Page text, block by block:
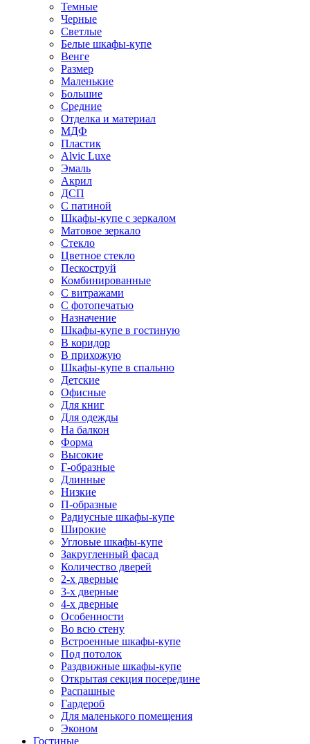
Темные
Черные
Светлые
Белые шкафы-купе
Венге
Размер
Маленькие
Большие
Средние
Отделка и материал
МДФ
Пластик
Alvic Luxe
Эмаль
Акрил
ДСП
С патиной
Шкафы-купе с зеркалом
Матовое зеркало
Стекло
Цветное стекло
Пескоструй
Комбинированные
С витражами
С фотопечатью
Назначение
Шкафы-купе в гостиную
В коридор
В прихожую
Шкафы-купе в спальню
Детские
Офисные
Для книг
Для одежды
На балкон
Форма
Высокие
Г-образные
Длинные
Низкие
П-образные
Радиусные шкафы-купе
Широкие
Угловые шкафы-купе
Закругленный фасад
Количество дверей
2-х дверные
3-х дверные
4-х дверные
Особенности
Во всю стену
Встроенные шкафы-купе
Под потолок
Раздвижные шкафы-купе
Открытая секция посередине
Распашные
Гардероб
Для маленького помещения
Эконом
Гостиные